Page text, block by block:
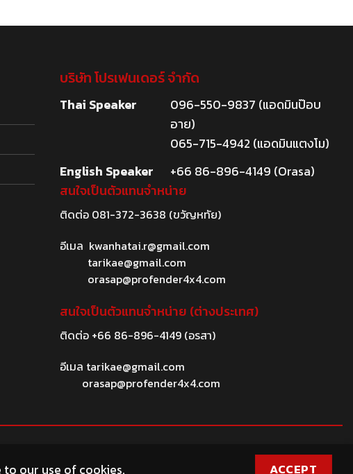
บริษัท โปรเฟนเดอร์ จำกัด
Thai Speaker
096-550-9837 (แอดมินป๊อบ
อาย)
065-715-4942 (แอดมินแตงโม)
English Speaker
+66 86-896-4149 (Orasa)
สนใจเป็นตัวแทนจำหน่าย
ติดต่อ 081-372-3638 (ขวัญหทัย)
อีเมล kwanhatai.r@gmail.com
tarikae@gmail.com
orasap@profender4x4.com
สนใจเป็นตัวแทนจำหน่าย (ต่างประเทศ)
ติดต่อ +66 86-896-4149(อรสา)
อีเมล tarikae@gmail.com
orasap@profender4x4.com
our use of cookies. ACCEPT